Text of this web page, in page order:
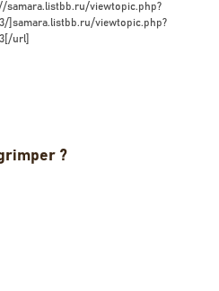
samara.listbb.ru/viewtopic.php?
]samara.listbb.ru/viewtopic.php?
url]
?